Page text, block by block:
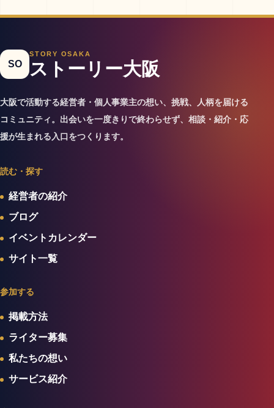
SO
STORY OSAKA
ストーリー大阪
大阪で活動する経営者・個人事業主の想い、挑戦、人柄を届ける
コミュニティ。出会いを一度きりで終わらせず、相談・紹介・応
援が生まれる入口をつくります。
読む・探す
経営者の紹介
ブログ
イベントカレンダー
サイト一覧
参加する
掲載方法
ライター募集
私たちの想い
サービス紹介